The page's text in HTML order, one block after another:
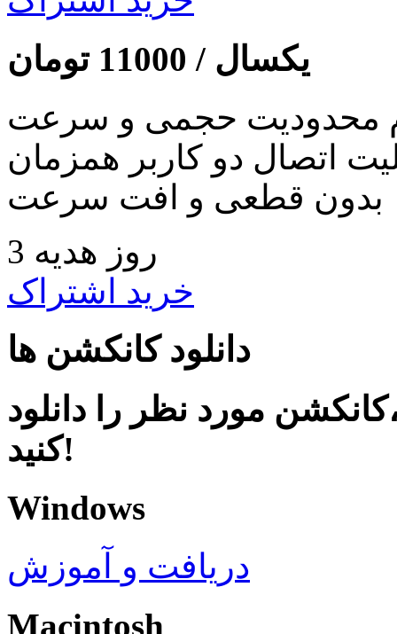
یکسال / 11000 تومان
محدودیت حجمی و سرعت
اتصال دو کاربر همزمان
بدون قطعی و افت سرعت
3 روز هدیه
خرید اشتراک
دانلود کانکشن ها
مورد نظر را دانلود
کنید!
Windows
دریافت و آموزش
Macintosh